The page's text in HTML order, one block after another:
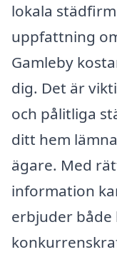
lokala
uppfattning
Gamleby
dig. Det är
och pålitliga
ditt hem
ägare. Med
information
erbjuder både